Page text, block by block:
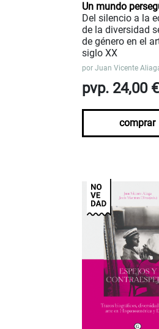
Un mundo
Del silencio a la
de la diversidad
de género en el
siglo XX
por Juan Vicente
pvp. 24,00 €
comprar